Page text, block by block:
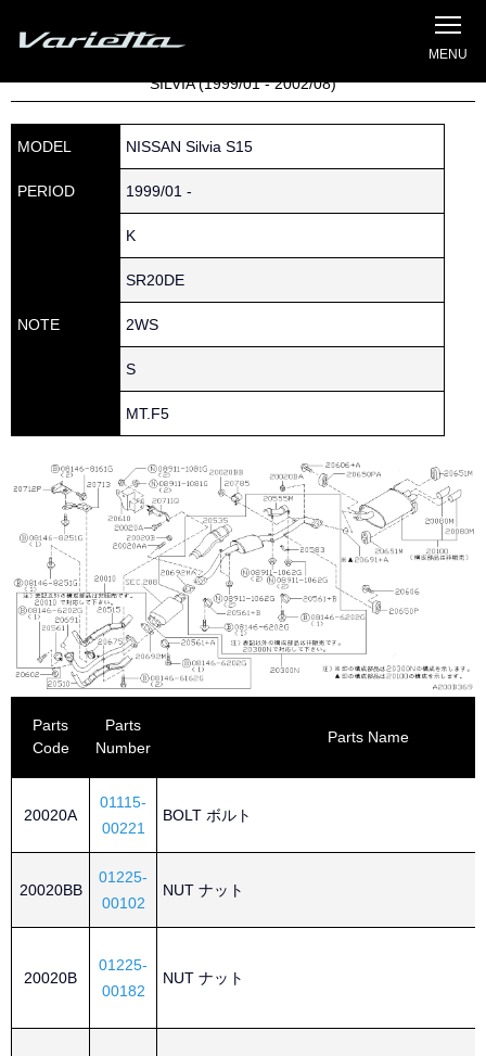
Home
Parts catalog
SILVIA (1999/01 - 2002/08)
MODEL NISSAN Silvia S15
PERIOD 1999/01 -
NOTE
K
SR20DE
2WS
S
MT.F5
Parts
Code
Parts
Number
Parts Name
20020A
01115-
00221
BOLT ボルト
20020BB
01225-
00102
NUT ナット
20020B
01225-
00182
NUT ナット